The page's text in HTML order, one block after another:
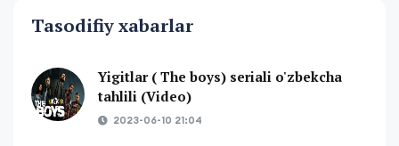
Tasodifiy xabarlar
Yigitlar ( The boys) seriali o'zbekcha
tahlili (Video)
2023-06-10 21:04